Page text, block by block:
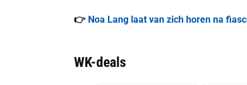
👉 Noa Lang laat van zich horen na
WK-deals